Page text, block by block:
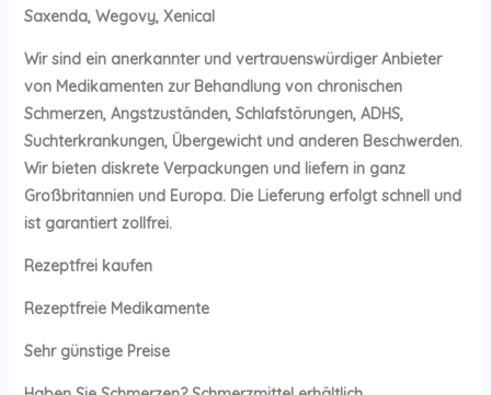
Saxenda, Wegovy, Xenical
Wir sind ein anerkannter und vertrauenswürdiger Anbieter
von Medikamenten zur Behandlung von chronischen
Schmerzen, Angstzuständen, Schlafstörungen, ADHS,
Suchterkrankungen, Übergewicht und anderen Beschwerden.
Wir bieten diskrete Verpackungen und liefern in ganz
Großbritannien und Europa. Die Lieferung erfolgt schnell und
ist garantiert zollfrei.
Rezeptfrei kaufen
Rezeptfreie Medikamente
Sehr günstige Preise